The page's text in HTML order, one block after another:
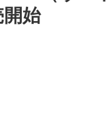
始